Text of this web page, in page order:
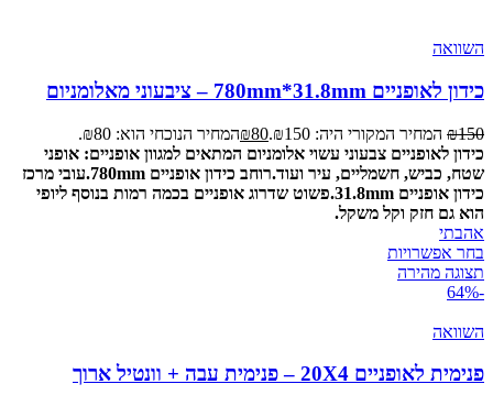
השוואה
כידון לאופניים 780mm*31.8mm – ציבעוני מאלומניום
₪150 המחיר המקורי היה: ₪150. ₪80
המחיר הנוכחי הוא: ₪80.
כידון לאופניים צבעוני עשוי אלומניום המתאים למגוון אופניים: אופני
שטח, כביש, חשמליים, עיר ועוד.רוחב כידון אופניים 780mm.
עובי מרכז
כידון אופניים 31.8mm.
פשוט שדרוג אופניים בכמה רמות בנוסף ליופי
הוא גם חזק וקל משקל.
אהבתי
בחר אפשרויות
תצוגה מהירה
-64%
השוואה
פנימית לאופניים 20X4 – פנימית עבה + וונטיל ארוך